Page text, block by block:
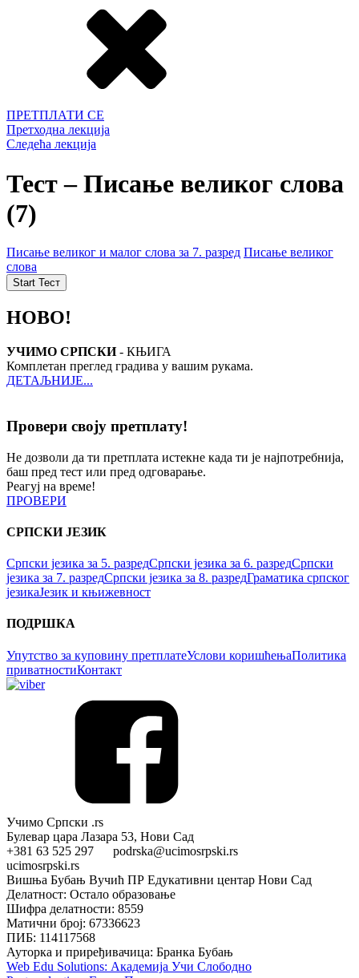
ПРЕТПЛАТИ СЕ
Претходна лекција
Следећа лекција
Тест – Писање великог слова
(7)
Писање великог и малог слова за 7. разред Писање великог
слова
НОВО!
УЧИМО СРПСКИ- КЊИГА
Комплетан преглед градива у вашим рукама.
ДЕТАЉНИЈЕ...
Провери своју претплату!
Не дозволи да ти претплата истекне када ти је најпотребнија,
баш пред тест или пред одговарање.
Реагуј на време!
ПРОВЕРИ
СРПСКИ ЈЕЗИК
Српски језика за 5. разредСрпски језика за 6. разредСрпски
језика за 7. разредСрпски језика за 8. разредГраматика српског
језикаЈезик и књижевност
ПОДРШКА
Упутство за куповину претплатеУслови коришћењаПолитика
приватностиКонтакт
Учимо Српски .rs
Булевар цара Лазара 53, Нови Сад
+381 63 525 297 podrska@ucimosrpski.rs
ucimosrpski.rs
Вишња Бубањ Вучић ПР Едукативни центар Нови Сад
Делатност: Остало образовање
Шифра делатности: 8559
Матични број: 67336623
ПИБ: 114117568
Ауторка и приређивачица: Бранка Бубањ
Web Edu Solutions: Академија Учи Слободно